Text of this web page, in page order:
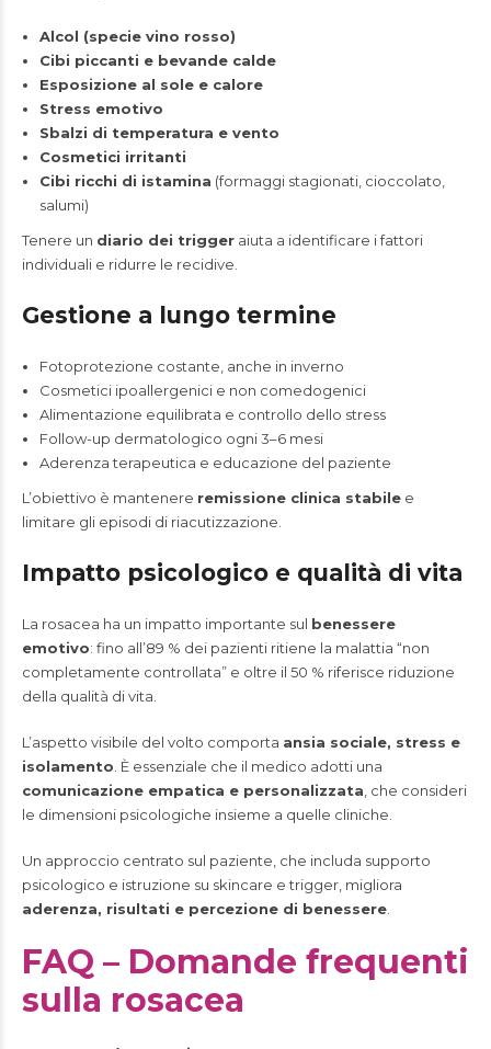
Alcol (specie vino rosso)
Cibi piccanti e bevande calde
Esposizione al sole e calore
Stress emotivo
Sbalzi di temperatura e vento
Cosmetici irritanti
Cibi ricchi di istamina (formaggi stagionati, cioccolato,
salumi)
Tenere un diario dei trigger aiuta a identificare i fattori
individuali e ridurre le recidive.
Gestione a lungo termine
Fotoprotezione costante, anche in inverno
Cosmetici ipoallergenici e non comedogenici
Alimentazione equilibrata e controllo dello stress
Follow-up dermatologico ogni 3–6 mesi
Aderenza terapeutica e educazione del paziente
L’obiettivo è mantenere remissione clinica stabile e
limitare gli episodi di riacutizzazione.
Impatto psicologico e qualità di vita
La rosacea ha un impatto importante sul benessere
emotivo: fino all’89 % dei pazienti ritiene la malattia “non
completamente controllata” e oltre il 50 % riferisce riduzione
della qualità di vita.
L’aspetto visibile del volto comporta ansia sociale, stress e
isolamento . È essenziale che il medico adotti una
comunicazione empatica e personalizzata , che consideri
le dimensioni psicologiche insieme a quelle cliniche.
Un approccio centrato sul paziente, che includa supporto
psicologico e istruzione su skincare e trigger, migliora
aderenza, risultati e percezione di benessere
FAQ – Domande frequenti
sulla rosacea